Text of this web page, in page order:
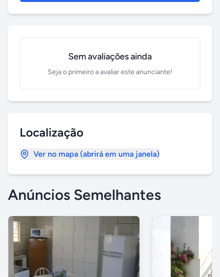
Sem avaliações ainda
Seja o primeiro a avaliar este anunciante!
Localização
Ver no mapa (abrirá em uma janela)
Anúncios Semelhantes